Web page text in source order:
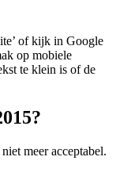
of kijk in Google
op mobiele
te klein is of de
meer acceptabel.